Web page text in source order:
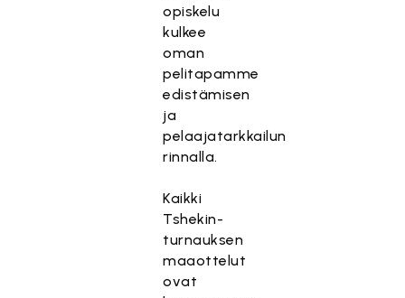
opiskelu
kulkee
oman
pelitapamme
edistämisen
ja
pelaajatarkkailun
rinnalla.
Kaikki
Tshekin-
turnauksen
maaottelut
ovat